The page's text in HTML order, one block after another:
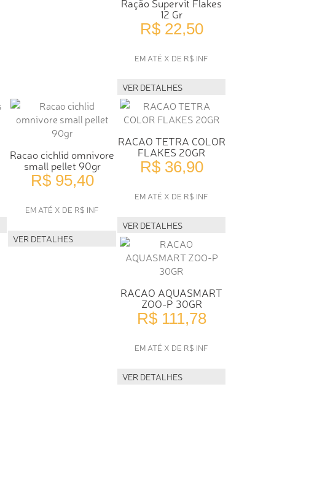
12 Gr
R$ 22,50
EM ATÉ X DE R$ INF
VER DETALHES
Racao cichlid omnivore
small pellet 90gr
R$ 95,40
EM ATÉ X DE R$ INF
VER DETALHES
RACAO TETRA COLOR
FLAKES 20GR
R$ 36,90
EM ATÉ X DE R$ INF
VER DETALHES
RACAO AQUASMART
ZOO-P 30GR
R$ 111,78
EM ATÉ X DE R$ INF
VER DETALHES